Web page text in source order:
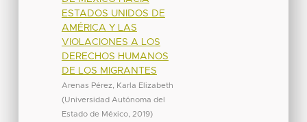
ESTADOS UNIDOS DE
AMÉRICA Y LAS
VIOLACIONES A LOS
DERECHOS HUMANOS
DE LOS MIGRANTES
Arenas Pérez, Karla Elizabeth
(Universidad Autónoma del
Estado de México, 2019)